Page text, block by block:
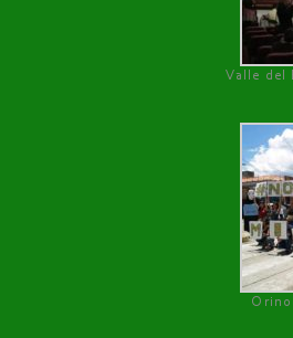
Valle del